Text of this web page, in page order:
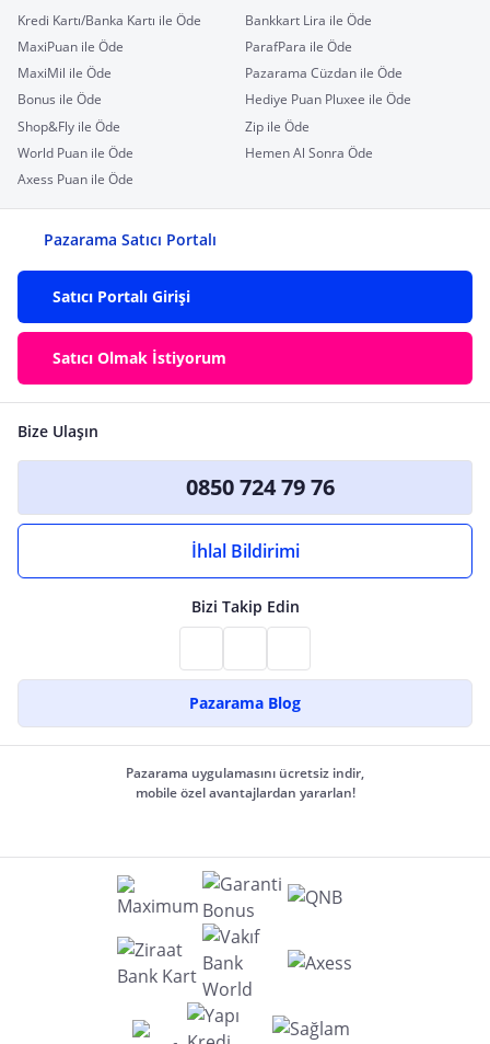
Kredi Kartı/Banka Kartı ile Öde
Bankkart Lira ile Öde
MaxiPuan ile Öde
ParafPara ile Öde
MaxiMil ile Öde
Pazarama Cüzdan ile Öde
Bonus ile Öde
Hediye Puan Pluxee ile Öde
Shop&Fly ile Öde
Zip ile Öde
World Puan ile Öde
Hemen Al Sonra Öde
Axess Puan ile Öde
Pazarama Satıcı Portalı
Satıcı Portalı Girişi
Satıcı Olmak İstiyorum
Bize Ulaşın
0850 724 79 76
İhlal Bildirimi
Bizi Takip Edin
Pazarama Blog
Pazarama uygulamasını ücretsiz indir,
mobile özel avantajlardan yararlan!